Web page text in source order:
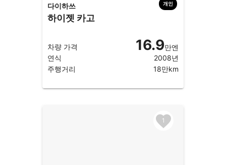
다이하쓰
하이젯 카고
차량 가격 16.9만엔
연식
2008년
주행거리
18만km
개인
1